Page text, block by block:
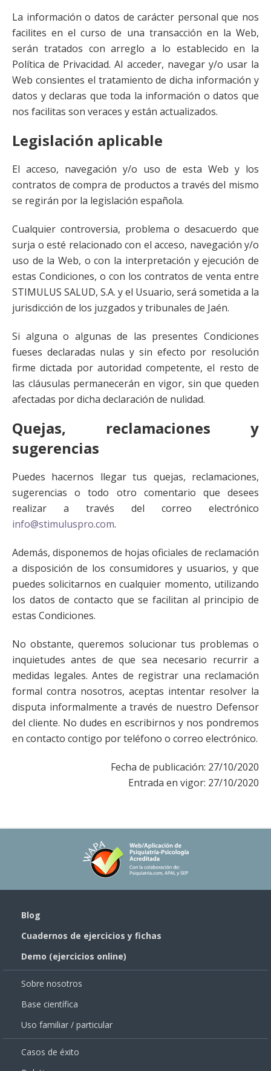
La información o datos de carácter personal que nos
facilites en el curso de una transacción en la Web,
serán tratados con arreglo a lo establecido en la
Política de Privacidad. Al acceder, navegar y/o usar la
Web consientes el tratamiento de dicha información y
datos y declaras que toda la información o datos que
nos facilitas son veraces y están actualizados.
Legislación aplicable
El acceso, navegación y/o uso de esta Web y los
contratos de compra de productos a través del mismo
se regirán por la legislación española.
Cualquier controversia, problema o desacuerdo que
surja o esté relacionado con el acceso, navegación y/o
uso de la Web, o con la interpretación y ejecución de
estas Condiciones, o con los contratos de venta entre
STIMULUS SALUD, S.A. y el Usuario, será sometida a la
jurisdicción de los juzgados y tribunales de Jaén.
Si alguna o algunas de las presentes Condiciones
fueses declaradas nulas y sin efecto por resolución
firme dictada por autoridad competente, el resto de
las cláusulas permanecerán en vigor, sin que queden
afectadas por dicha declaración de nulidad.
Quejas, reclamaciones y
sugerencias
Puedes hacernos llegar tus quejas, reclamaciones,
sugerencias o todo otro comentario que desees
realizar a través del correo electrónico
info@stimuluspro.com.
Además, disponemos de hojas oficiales de reclamación
a disposición de los consumidores y usuarios, y que
puedes solicitarnos en cualquier momento, utilizando
los datos de contacto que se facilitan al principio de
estas Condiciones.
No obstante, queremos solucionar tus problemas o
inquietudes antes de que sea necesario recurrir a
medidas legales. Antes de registrar una reclamación
formal contra nosotros, aceptas intentar resolver la
disputa informalmente a través de nuestro Defensor
del cliente. No dudes en escribirnos y nos pondremos
en contacto contigo por teléfono o correo electrónico.
Fecha de publicación: 27/10/2020
Entrada en vigor: 27/10/2020
Blog
Cuadernos de ejercicios y fichas
Demo (ejercicios online)
Sobre nosotros
Base científica
Uso familiar / particular
Casos de éxito